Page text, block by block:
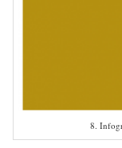
8.